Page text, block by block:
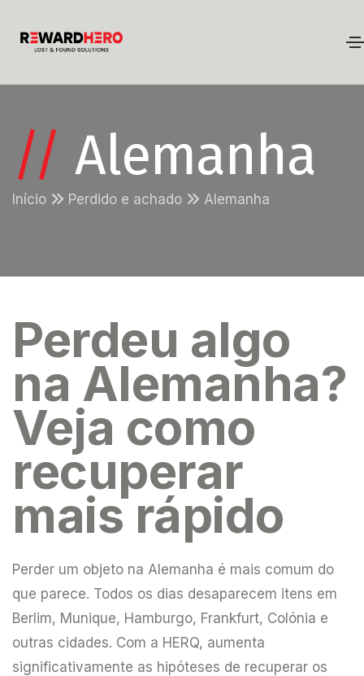
// Alemanha
Início Perdido e achado Alemanha
Perdeu algo
na Alemanha?
Veja como
recuperar
mais rápido
Perder um objeto na Alemanha é mais comum do
que parece. Todos os dias desaparecem itens em
Berlim, Munique, Hamburgo, Frankfurt, Colónia e
outras cidades. Com a HERQ, aumenta
significativamente as hipóteses de recuperar os